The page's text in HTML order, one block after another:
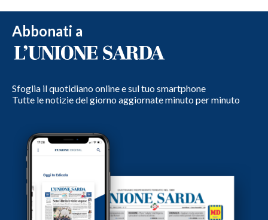
Abbonati a
Sfoglia il quotidiano online e sul tuo smartphone
Tutte le notizie del giorno aggiornate minuto per minuto